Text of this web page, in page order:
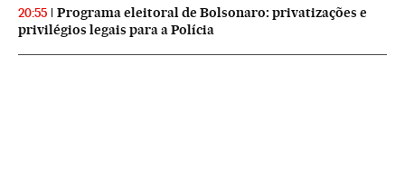
20:55
Programa eleitoral de Bolsonaro: privatizações e
privilégios legais para a Polícia